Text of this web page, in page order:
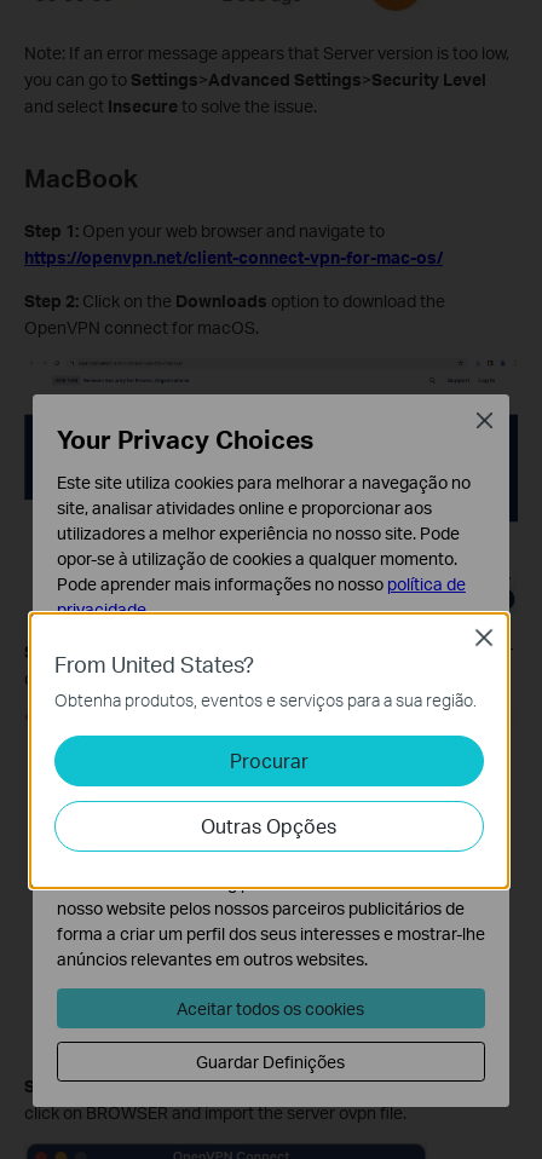
Note: If an error message appears that Server version is too low,
you can go to Settings>Advanced Settings>Security Level
and select Insecureto solve the issue.
MacBook
Step 1: Open your web browser and navigate to
https://openvpn.net/client-connect-vpn-for-mac-os/
Step 2: Click on the Downloads option to download the
OpenVPN connect for macOS.
Step 3:
Once your download is complete, select installer for your
operation system and install the OpenVPN software.
Step 4:Please enter the OpenVPN software, Cilck on FILE, then
click on BROWSER and import the server ovpn file.
From United States?
Obtenha produtos, eventos e serviços para a sua região.
Procurar
Outras Opções
Close
Your Privacy Choices
Este site utiliza cookies para melhorar a navegação no
site, analisar atividades online e proporcionar aos
utilizadores a melhor experiência no nosso site. Pode
opor-se à utilização de cookies a qualquer momento.
Pode aprender mais informações no nosso política de
privacidade.
Os cookies são necessários para o funcionamento do
website e não podem ser desativados nos seus
Cookies de Análise e Marketing
Os cookies de analise permite-nos analisar as suas
atividades no nosso website para melhorar e ajustar a
funcionalidade do nosso website.
O cookies de marketing podem ser definidos através do
nosso website pelos nossos parceiros publicitários de
forma a criar um perfil dos seus interesses e mostrar-lhe
anúncios relevantes em outros websites.
Aceitar todos os cookies
Guardar Definições
Close